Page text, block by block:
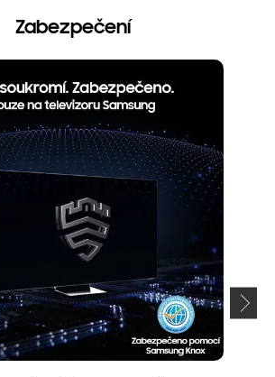
Zabezpečení